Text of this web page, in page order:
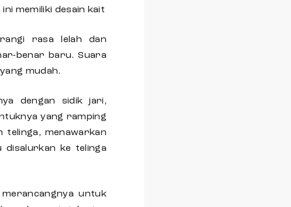
memiliki desain kait
rasa lelah dan
benar baru. Suara
mudah.
dengan sidik jari,
yang ramping
telinga, menawarkan
disalurkan ke telinga
untuk